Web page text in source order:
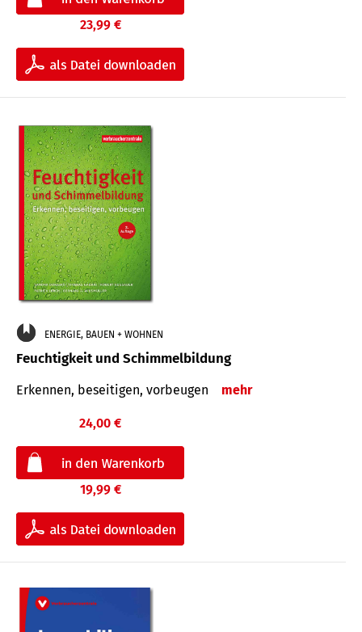
23,99 €
ENERGIE, BAUEN + WOHNEN
Feuchtigkeit und Schimmelbildung
Erkennen, beseitigen, vorbeugen mehr
24,00 €
19,99 €